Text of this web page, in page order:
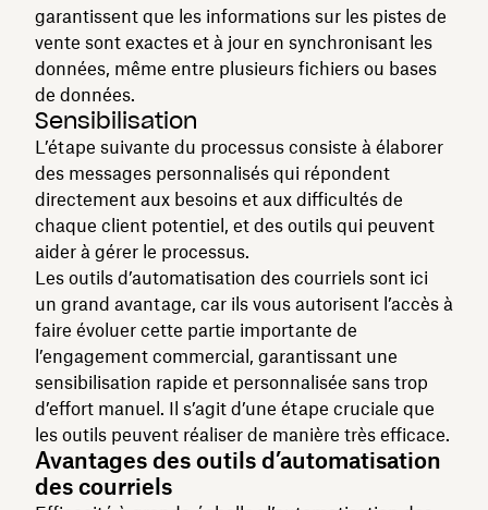
garantissent que les informations sur les pistes de
vente sont exactes et à jour en synchronisant les
données, même entre plusieurs fichiers ou bases
de données.
Sensibilisation
L’étape suivante du processus consiste à élaborer
des messages personnalisés qui répondent
directement aux besoins et aux difficultés de
chaque client potentiel, et des outils qui peuvent
aider à gérer le processus.
Les outils d’automatisation des courriels sont ici
un grand avantage, car ils vous autorisent l’accès à
faire évoluer cette partie importante de
l’engagement commercial, garantissant une
sensibilisation rapide et personnalisée sans trop
d’effort manuel. Il s’agit d’une étape cruciale que
les outils peuvent réaliser de manière très efficace.
Avantages des outils d’automatisation
des courriels